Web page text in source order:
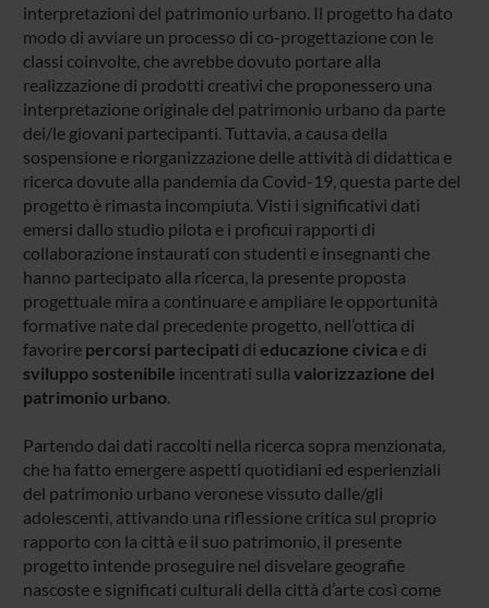
interpretazioni del patrimonio urbano. Il progetto ha dato
modo di avviare un processo di co-progettazione con le
classi coinvolte, che avrebbe dovuto portare alla
realizzazione di prodotti creativi che proponessero una
interpretazione originale del patrimonio urbano da parte
dei/le giovani partecipanti. Tuttavia, a causa della
sospensione e riorganizzazione delle attività di didattica e
ricerca dovute alla pandemia da Covid-19, questa parte del
progetto è rimasta incompiuta. Visti i significativi dati
emersi dallo studio pilota e i proficui rapporti di
collaborazione instaurati con studenti e insegnanti che
hanno partecipato alla ricerca, la presente proposta
progettuale mira a continuare e ampliare le opportunità
formative nate dal precedente progetto, nell’ottica di
favorirepercorsi partecipati di educazione civica e di
sviluppo sostenibile incentrati sulla valorizzazione del
patrimonio urbano.
Partendo dai dati raccolti nella ricerca sopra menzionata,
che ha fatto emergere aspetti quotidiani ed esperienziali
del patrimonio urbano veronese vissuto dalle/gli
adolescenti, attivando una riflessione critica sul proprio
rapporto con la città e il suo patrimonio, il presente
progetto intende proseguire nel disvelare geografie
nascoste e significati culturali della città d’arte così come